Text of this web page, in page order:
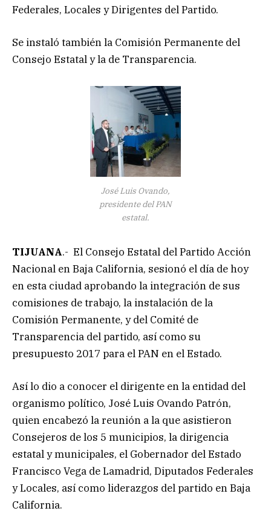
Federales, Locales y Dirigentes del Partido.
Se instaló también la Comisión Permanente del
Consejo Estatal y la de Transparencia.
José Luis Ovando,
presidente del PAN
estatal.
TIJUANA.- El Consejo Estatal del Partido Acción
Nacional en Baja California, sesionó el día de hoy
en esta ciudad aprobando la integración de sus
comisiones de trabajo, la instalación de la
Comisión Permanente, y del Comité de
Transparencia del partido, así como su
presupuesto 2017 para el PAN en el Estado.
Así lo dio a conocer el dirigente en la entidad del
organismo político, José Luis Ovando Patrón,
quien encabezó la reunión a la que asistieron
Consejeros de los 5 municipios, la dirigencia
estatal y municipales, el Gobernador del Estado
Francisco Vega de Lamadrid, Diputados Federales
y Locales, así como liderazgos del partido en Baja
California.